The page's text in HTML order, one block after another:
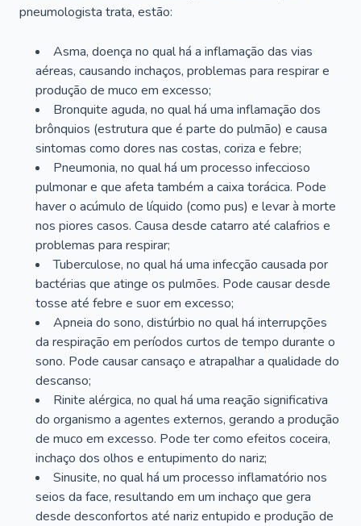
pneumologista trata, estão:
Asma, doença no qual há a inflamação das vias
aéreas, causando inchaços, problemas para respirar e
produção de muco em excesso;
Bronquite aguda, no qual há uma inflamação dos
brônquios (estrutura que é parte do pulmão) e causa
sintomas como dores nas costas, coriza e febre;
Pneumonia, no qual há um processo infeccioso
pulmonar e que afeta também a caixa torácica. Pode
haver o acúmulo de líquido (como pus) e levar à morte
nos piores casos. Causa desde catarro até calafrios e
problemas para respirar;
Tuberculose, no qual há uma infecção causada por
bactérias que atinge os pulmões. Pode causar desde
tosse até febre e suor em excesso;
Apneia do sono, distúrbio no qual há interrupções
da respiração em períodos curtos de tempo durante o
sono. Pode causar cansaço e atrapalhar a qualidade do
descanso;
Rinite alérgica, no qual há uma reação significativa
do organismo a agentes externos, gerando a produção
de muco em excesso. Pode ter como efeitos coceira,
inchaço dos olhos e entupimento do nariz;
Sinusite, no qual há um processo inflamatório nos
seios da face, resultando em um inchaço que gera
desde desconfortos até nariz entupido e produção de